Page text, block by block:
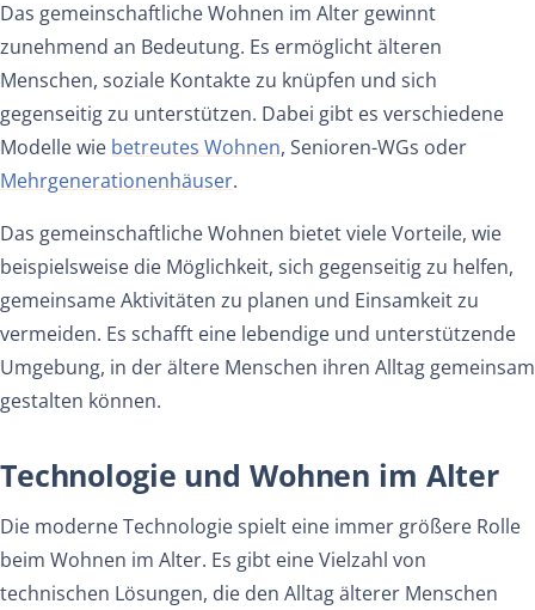
Das gemeinschaftliche Wohnen im Alter gewinnt
zunehmend an Bedeutung. Es ermöglicht älteren
Menschen, soziale Kontakte zu knüpfen und sich
gegenseitig zu unterstützen. Dabei gibt es verschiedene
Modelle wie betreutes Wohnen, Senioren-WGs oder
Mehrgenerationenhäuser.
Das gemeinschaftliche Wohnen bietet viele Vorteile, wie
beispielsweise die Möglichkeit, sich gegenseitig zu helfen,
gemeinsame Aktivitäten zu planen und Einsamkeit zu
vermeiden. Es schafft eine lebendige und unterstützende
Umgebung, in der ältere Menschen ihren Alltag gemeinsam
gestalten können.
Technologie und Wohnen im Alter
Die moderne Technologie spielt eine immer größere Rolle
beim Wohnen im Alter. Es gibt eine Vielzahl von
technischen Lösungen, die den Alltag älterer Menschen